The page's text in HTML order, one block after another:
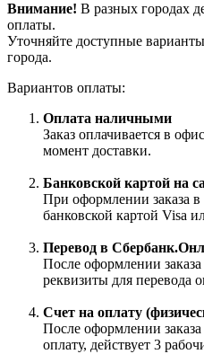
Внимание! В разных городах
оплаты.
Уточняйте доступные
города.
Вариантов оплаты:
Оплата наличными
Заказ оплачивается в
момент доставки.
Банковской картой на
При оформлении заказа в
банковской картой Visa
Перевод в
После оформлении
реквизиты для перевода
Счет на оплату
После оформлении
оплату, действует 3